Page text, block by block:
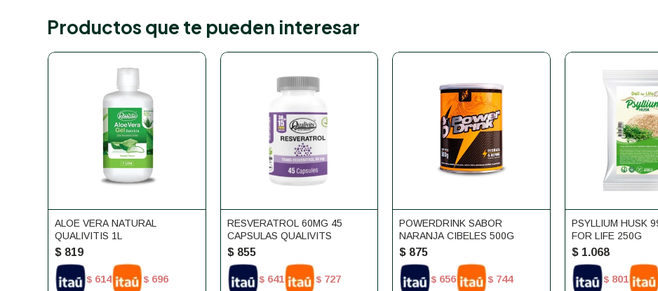
Productos que te pueden interesar
ALOE VERA NATURAL
QUALIVITIS 1L
$ 819
$ 614 $ 696
RESVERATROL 60MG 45
CAPSULAS QUALIVITS
$ 855
$ 641 $ 727
POWERDRINK SABOR
NARANJA CIBELES 500G
$ 875
$ 656 $ 744
PSYLLIUM HUSK
FOR LIFE 250G
$ 1.068
$ 801